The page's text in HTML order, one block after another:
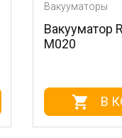
Вакууматоры
Вакууматор
M020
В